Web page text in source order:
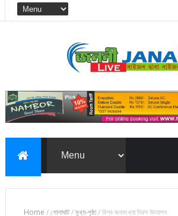
Home /গোলাঘাট/মুখ্য-পৃষ্ঠা/বিশ্ব জনসংখ্যা দিৱস উদযাপন